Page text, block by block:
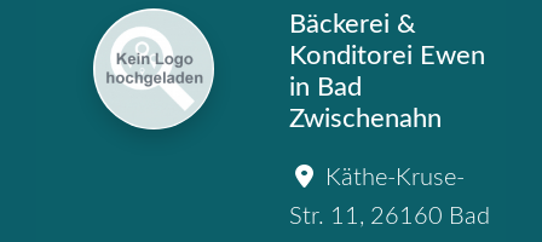
Bäckerei &
Konditorei Ewen
in Bad
Zwischenahn
Käthe-Kruse-
Str. 11, 26160 Bad